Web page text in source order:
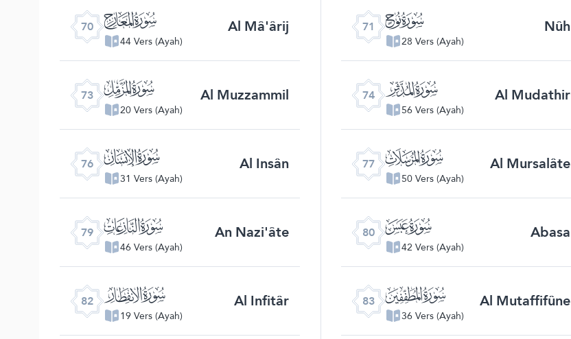
70 ﯳ
44 Vers (Ayah)
Al Mâ'ârij 71 ﯴ
28 Vers (Ayah)
Nûh
73 ﯶ
20 Vers (Ayah)
Al Muzzammil 74 ﯷ
56 Vers (Ayah)
Al Mudathir
76 ﯹ
31 Vers (Ayah)
Al Insân 77 ﯺ
50 Vers (Ayah)
Al Mursalâte
79 ﯼ
46 Vers (Ayah)
An Nazi'âte 80 ﯽ
42 Vers (Ayah)
Abasa
82 ﯿ
19 Vers (Ayah)
Al Infitâr 83 ﰀ
36 Vers (Ayah)
Al Mutaffifûne